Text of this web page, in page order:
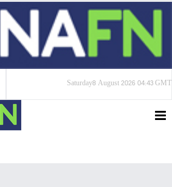
Saturday8 August 202604:43 GMT